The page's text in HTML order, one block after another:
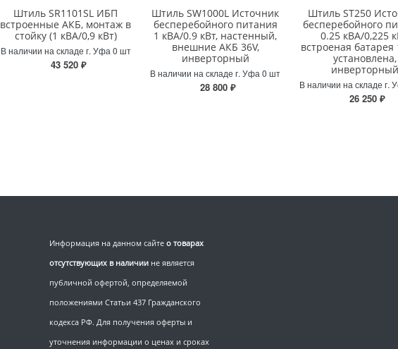
Штиль SR1101SL ИБП
встроенные АКБ, монтаж в
стойку (1 кВА/0,9 кВт)
В наличии на складе г. Уфа 0 шт
43 520 ₽
Штиль SW1000L Источник
бесперебойного питания
1 кВА/0.9 кВт, настенный,
внешние АКБ 36V,
инверторный
В наличии на складе г. Уфа 0 шт
28 800 ₽
Штиль ST250
бесперебойного
0.25 кВА/0,225
встроеная батарея
установлена,
инверторный
В наличии на складе г.
26 250 ₽
Информация на данном сайте о товарах
отсутствующих в наличии не является
публичной офертой, определяемой
положениями Статьи 437 Гражданского
кодекса РФ. Для получения оферты и
уточнения информации о ценах и сроках